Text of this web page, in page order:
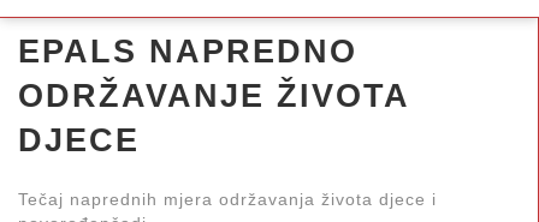
EPALS NAPREDNO
ODRŽAVANJE ŽIVOTA
DJECE
Tečaj naprednih mjera održavanja života djece i